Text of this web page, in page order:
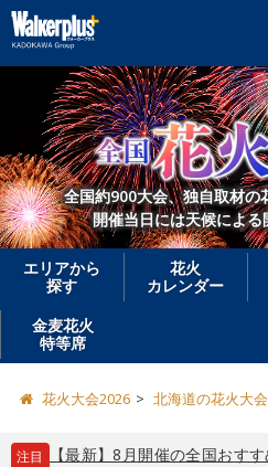
全国約900大会、独自取材の
開催当日には天候によ
エリアから
探す
花火
カレンダー
金麦花火
特等席
花火大会2026 北海道の花火大会
注目 【最新】8月開催の全国おす